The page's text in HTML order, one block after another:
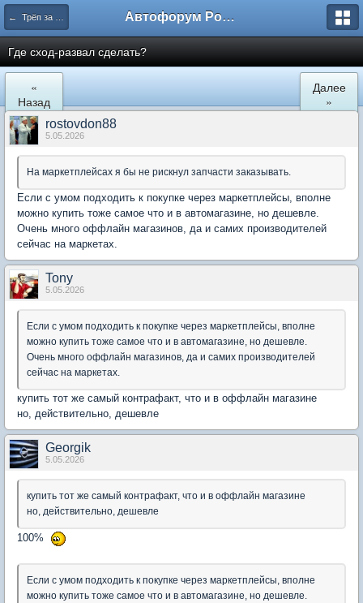
← Трёп за машины Автофорум Ростова-на-Дону
Где сход-развал сделать?
«
Назад
Далее
»
rostovdon88
5.05.2026
На маркетплейсах я бы не рискнул запчасти заказывать.
Если с умом подходить к покупке через маркетплейсы, вполне
можно купить тоже самое что и в автомагазине, но дешевле.
Очень много оффлайн магазинов, да и самих производителей
сейчас на маркетах.
Tony
5.05.2026
Если с умом подходить к покупке через маркетплейсы, вполне
можно купить тоже самое что и в автомагазине, но дешевле.
Очень много оффлайн магазинов, да и самих производителей
сейчас на маркетах.
купить тот же самый контрафакт, что и в оффлайн магазине
но, действительно, дешевле
Georgik
5.05.2026
купить тот же самый контрафакт, что и в оффлайн магазине
но, действительно, дешевле
100%
Если с умом подходить к покупке через маркетплейсы, вполне
можно купить тоже самое что и в автомагазине, но дешевле.